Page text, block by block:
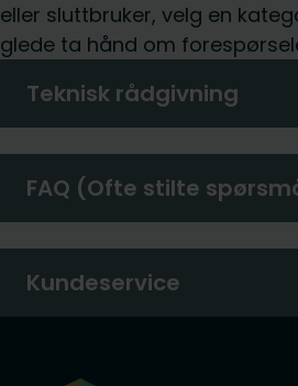
eller sluttbruker, velg en
glede ta hånd om
Teknisk rådgivning
FAQ (Ofte stilte
Kundeservice